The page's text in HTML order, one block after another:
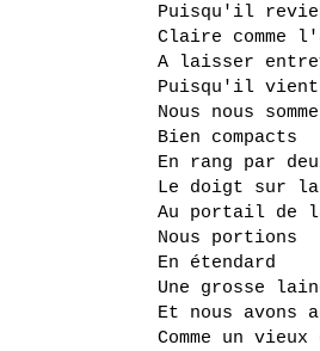
Puisqu'il
Claire comme
A laisser
Puisqu'il vient
Nous nous
Bien compacts
En rang par
Le doigt sur la
Au portail de
Nous portions
En étendard
Une grosse
Et nous avons
Comme un